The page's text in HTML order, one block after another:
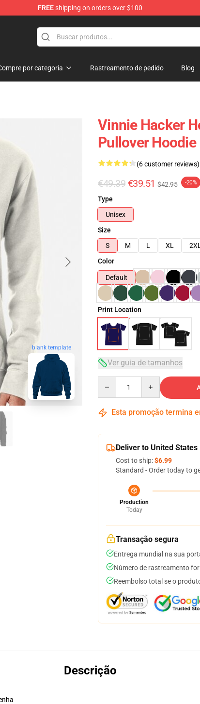
FREEshipping on orders over $100
por categoria Rastreamento de pedido Blog
blank template
Vinnie Hacker
Pullover
(6 customer reviews)
€49.39 €39.51 $42.95 -20%
Type
Unisex
Size
S
M L XL 2XL
Color
Default
Print Location
Ver guia de tamanhos
Esta promoção termina
Deliver to United States
Cost to ship:$6.99
Standard - Order today to
Production
Today
Transação segura
Entrega mundial na sua
Número de rastreamento
Reembolso total se o
Descrição